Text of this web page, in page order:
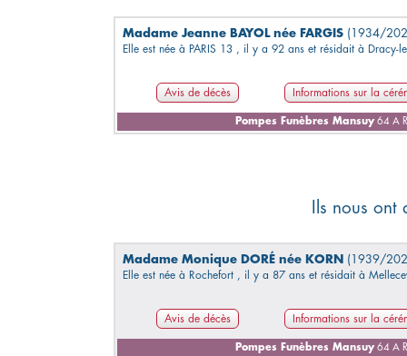
Madame Jeanne BAYOL née FARGIS (1934/
Elle est née à PARIS 13 , il y a 92 ans et résidait à Dracy-
Avis de décès Informations sur la
Pompes Funèbres Mansuy 64 A
Ils nous
Madame Monique DORÉ née KORN (1939/
Elle est née à Rochefort , il y a 87 ans et résidait à
Avis de décès Informations sur la
Pompes Funèbres Mansuy 64 A